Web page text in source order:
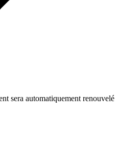
sera automatiquement renouvelé